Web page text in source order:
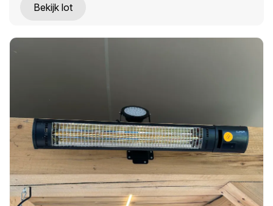
Bekijk lot